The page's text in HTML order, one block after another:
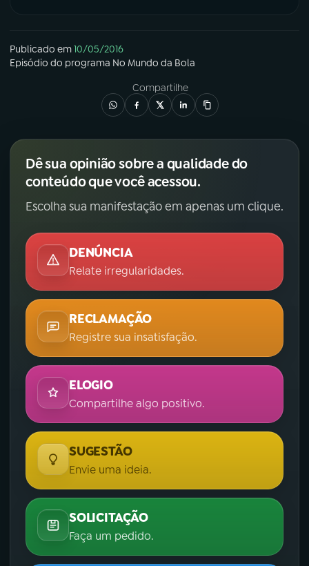
Publicado em10/05/2016
Episódio do programa No Mundo da Bola
Compartilhe
Dê sua opinião sobre a qualidade do
conteúdo que você acessou.
Escolha sua manifestação em apenas um clique.
DENÚNCIA
Relate irregularidades.
RECLAMAÇÃO
Registre sua insatisfação.
ELOGIO
Compartilhe algo positivo.
SUGESTÃO
Envie uma ideia.
SOLICITAÇÃO
Faça um pedido.